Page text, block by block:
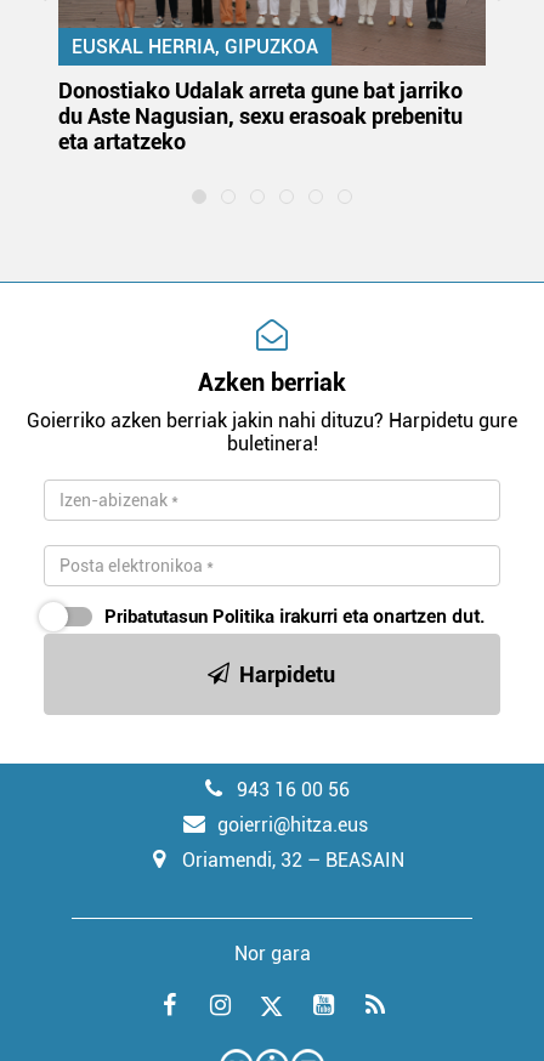
EUSKAL HERRIA, GIPUZKOA
Donostiako Udalak arreta gune bat jarriko
du Aste Nagusian, sexu erasoak prebenitu
eta artatzeko
Azken berriak
Goierriko azken berriak jakin nahi dituzu? Harpidetu gure
buletinera!
Pribatutasun Politika irakurri eta onartzen dut.
Harpidetu
943 16 00 56
goierri@hitza.eus
Oriamendi, 32 – BEASAIN
Nor gara